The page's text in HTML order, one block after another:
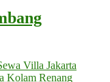
Villa Jakarta
Kolam Renang